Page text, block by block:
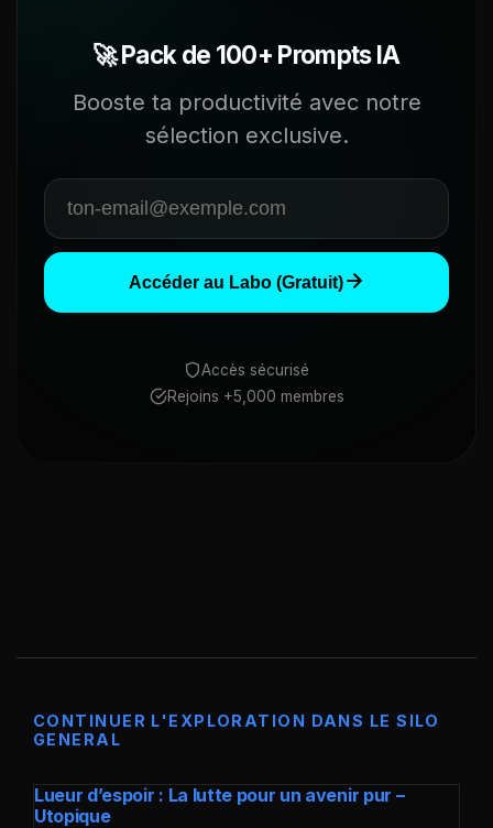
🚀 Pack de 100+ Prompts IA
Booste ta productivité avec notre
sélection exclusive.
Accéder au Labo (Gratuit)
Accès sécurisé
Rejoins +5,000 membres
CONTINUER L'EXPLORATION DANS LE SILO
GENERAL
Lueur d’espoir : La lutte pour un avenir pur –
Utopique